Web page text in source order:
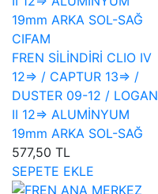
CIFAM
FREN SİLİNDİRİ CLIO IV
12=> / CAPTUR 13=> /
DUSTER 09-12 / LOGAN
II 12=> ALUMİNYUM
19mm ARKA SOL-SAĞ
577,50 TL
SEPETE EKLE